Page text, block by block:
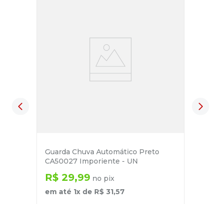
Guarda Chuva Automático Preto
CA50027 Imporiente - UN
R$ 29,99 no pix
em até 1x de R$ 31,57